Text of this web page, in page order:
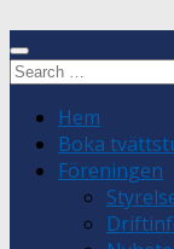
Search
Hem
Boka
Föreningen